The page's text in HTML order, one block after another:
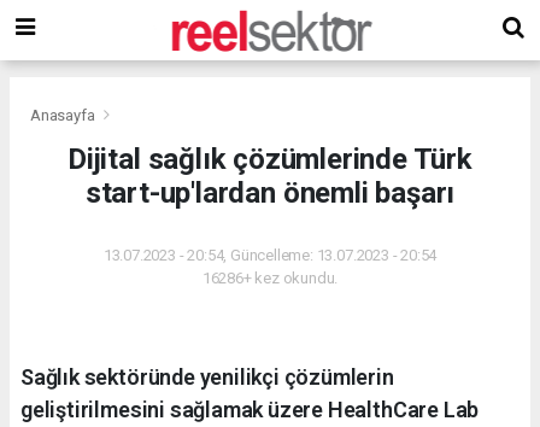
Anasayfa
Dijital sağlık çözümlerinde Türk
start-up'lardan önemli başarı
13.07.2023 - 20:54, Güncelleme: 13.07.2023 - 20:54
16286+ kez okundu.
Sağlık sektöründe yenilikçi çözümlerin
geliştirilmesini sağlamak üzere HealthCare Lab